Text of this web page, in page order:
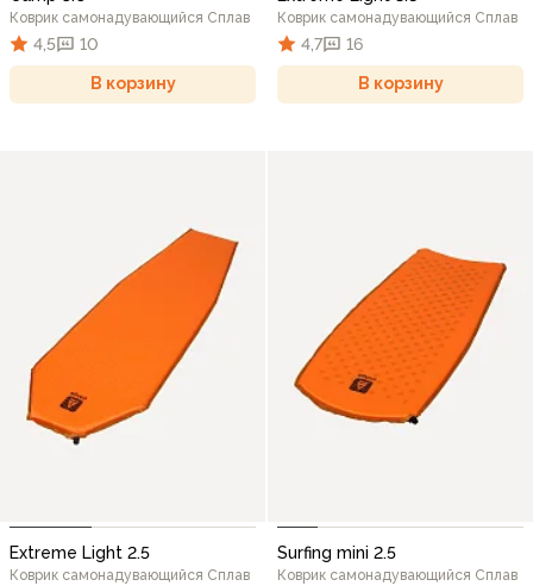
Коврик самонадувающийся Сплав
4,5 10
В корзину
Коврик самонадувающийся Сплав
4,7 16
В корзину
Extreme Light 2.5
Коврик самонадувающийся Сплав
Surfing mini 2.5
Коврик самонадувающийся Сплав